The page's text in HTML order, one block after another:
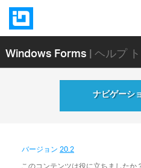
Windows Forms| ヘルプ
ナビゲーシ
バージョン20.2